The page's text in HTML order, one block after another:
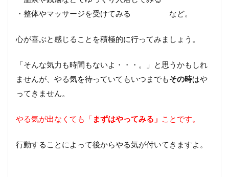
・整体やマッサージを受けてみる など。
心が喜ぶと感じることを積極的に行ってみましょう。
「そんな気力も時間もないよ・・・。」と思うかもしれ
ませんが、やる気を待っていてもいつまでもその時はや
ってきません。
やる気が出なくても「 まずはやってみる」 ことです。
行動することによって後からやる気が付いてきますよ。